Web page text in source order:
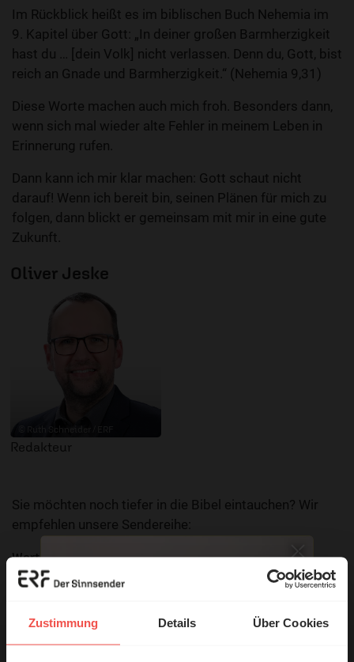
Zustimmung Details Über Cookies
Im Rückblick heißt es im biblischen Buch Nehemia im
9. Kapitel über Gott: „In deiner großen Barmherzigkeit
hast du … [dein Volk] nicht verlassen. Denn du, Gott, bist
reich an Gnade und Barmherzigkeit.“ (Nehemia 9,31)
Diese Worte machen auch mich froh. Besonders dann,
wenn sich mal wieder alte Fehler in meinem Leben in
Erinnerung rufen.
Dann kann ich mir klar machen: Gott schaut nicht
darauf! Wenn ich bereit bin, seinen Plänen für mich zu
folgen, dann blickt er gemeinsam mit mir in eine gute
Zukunft.
Oliver Jeske
Redakteur
Sie möchten noch tiefer in die Bibel eintauchen? Wir
empfehlen unsere Sendereihe:
Wort zum Tag